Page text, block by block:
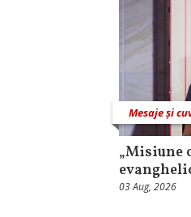
Mesaje și
„Misiune
03 Aug, 2026